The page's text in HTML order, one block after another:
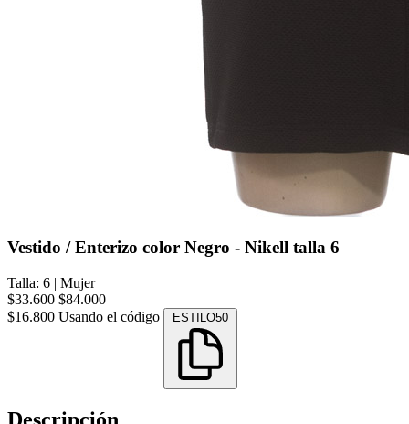
Vestido / Enterizo color Negro - Nikell talla 6
Talla: 6 | Mujer
$33.600 $84.000
$16.800 Usando el código ESTILO50
Descripción